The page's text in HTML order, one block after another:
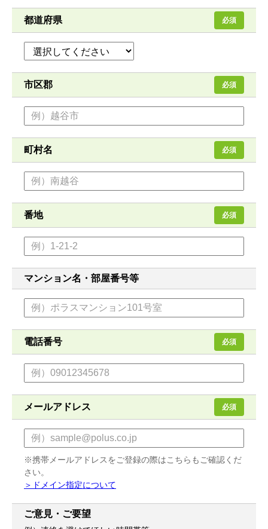
都道府県 必須
市区郡 必須
町村名 必須
番地 必須
マンション名・部屋番号等
電話番号 必須
メールアドレス 必須
※携帯メールアドレスをご登録の際はこちらもご確認くだ
さい。
＞ドメイン指定について
ご意見・ご要望